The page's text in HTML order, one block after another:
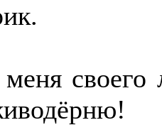
своего